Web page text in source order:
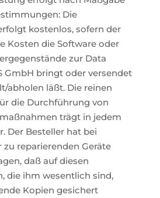
Die
kostenlos, sofern der
Kosten die Software oder
zur Data
GmbH bringt oder versendet
abholen läßt. Die reinen
die Durchführung von
trägt in jedem
Der Besteller hat bei
reparierenden Geräte
daß auf diesen
die ihm wesentlich sind,
Kopien gesichert